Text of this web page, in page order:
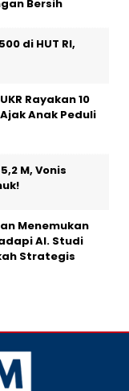
Bersih
di HUT RI,
Rayakan 10
Anak Peduli
M, Vonis
Menemukan
AI. Studi
Strategis